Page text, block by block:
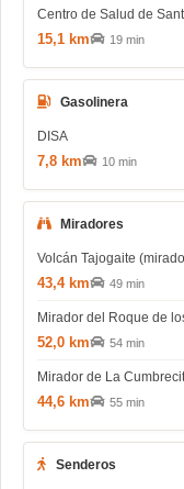
Centro de Salud de
15,1 km 19 min
Gasolinera
DISA
7,8 km 10 min
Miradores
Volcán Tajogaite
43,4 km 49 min
Mirador del Roque de
52,0 km 54 min
Mirador de La
44,6 km 55 min
Senderos